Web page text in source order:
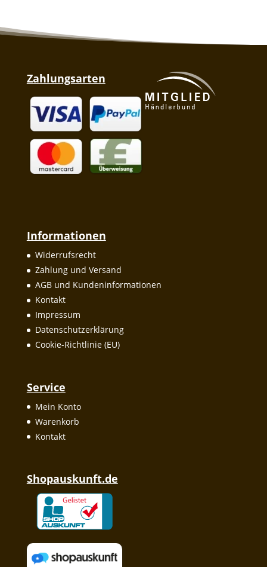
Zahlungsarten
Informationen
Widerrufsrecht
Zahlung und Versand
AGB und Kundeninformationen
Kontakt
Impressum
Datenschutzerklärung
Cookie-Richtlinie (EU)
Service
Mein Konto
Warenkorb
Kontakt
Shopauskunft.de